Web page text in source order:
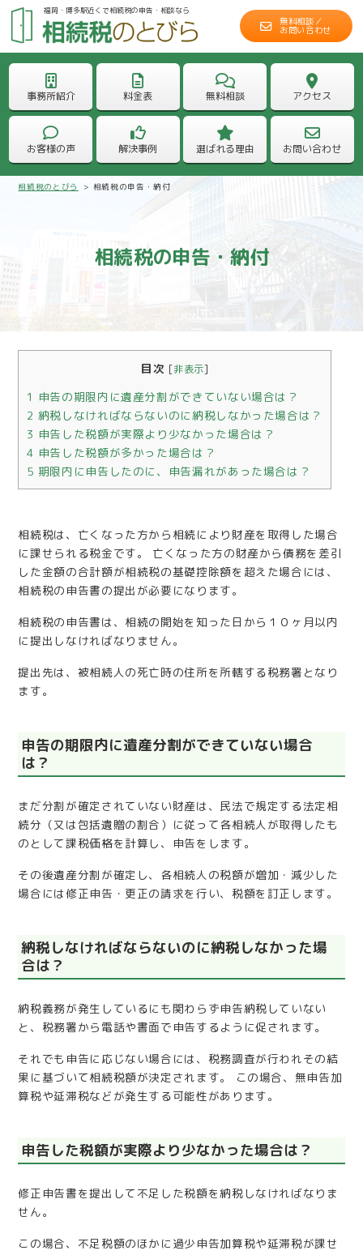
福岡・博多駅近くで相続税の申告・相談なら
無料相談／
お問い合わせ
事務所紹介 料金表 無料相談 アクセス
お客様の声 解決事例 選ばれる理由 お問い合わせ
相続税のとびら > 相続税の申告・納付
相続税の申告・納付
目次 [非表示]
1 申告の期限内に遺産分割ができていない場合は？
2 納税しなければならないのに納税しなかった場合は？
3 申告した税額が実際より少なかった場合は？
4 申告した税額が多かった場合は？
5 期限内に申告したのに、申告漏れがあった場合は？
相続税は、亡くなった方から相続により財産を取得した場合
に課せられる税金です。 亡くなった方の財産から債務を差引
した金額の合計額が相続税の基礎控除額を超えた場合には、
相続税の申告書の提出が必要になります。
相続税の申告書は、相続の開始を知った日から１０ヶ月以内
に提出しなければなりません。
提出先は、被相続人の死亡時の住所を所轄する税務署となり
ます。
申告の期限内に遺産分割ができていない場合
は？
まだ分割が確定されていない財産は、民法で規定する法定相
続分（又は包括遺贈の割合）に従って各相続人が取得したも
のとして課税価格を計算し、申告をします。
その後遺産分割が確定し、各相続人の税額が増加・減少した
場合には修正申告・更正の請求を行い、税額を訂正します。
納税しなければならないのに納税しなかった場
合は？
納税義務が発生しているにも関わらず申告納税していない
と、税務署から電話や書面で申告するように促されます。
それでも申告に応じない場合には、税務調査が行われその結
果に基づいて相続税額が決定されます。 この場合、無申告加
算税や延滞税などが発生する可能性があります。
申告した税額が実際より少なかった場合は？
修正申告書を提出して不足した税額を納税しなければなりま
せん。
この場合、不足税額のほかに過少申告加算税や延滞税が課せ